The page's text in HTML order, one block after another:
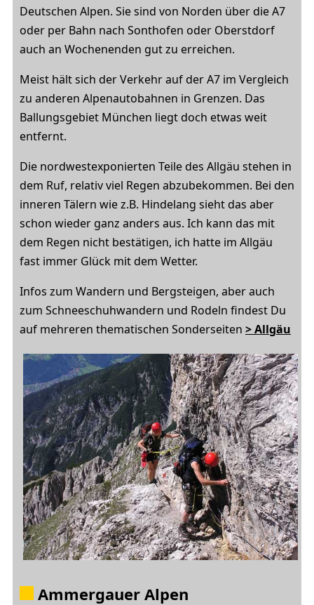
Deutschen Alpen. Sie sind von Norden über die A7
oder per Bahn nach Sonthofen oder Oberstdorf
auch an Wochenenden gut zu erreichen.
Meist hält sich der Verkehr auf der A7 im Vergleich
zu anderen Alpenautobahnen in Grenzen. Das
Ballungsgebiet München liegt doch etwas weit
entfernt.
Die nordwestexponierten Teile des Allgäu stehen in
dem Ruf, relativ viel Regen abzubekommen. Bei den
inneren Tälern wie z.B. Hindelang sieht das aber
schon wieder ganz anders aus. Ich kann das mit
dem Regen nicht bestätigen, ich hatte im Allgäu
fast immer Glück mit dem Wetter.
Infos zum Wandern und Bergsteigen, aber auch
zum Schneeschuhwandern und Rodeln findest Du
auf mehreren thematischen Sonderseiten > Allgäu
Ammergauer Alpen